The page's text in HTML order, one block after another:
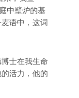
中壁炉的基
语中，这词
士在我生命
活力，他的